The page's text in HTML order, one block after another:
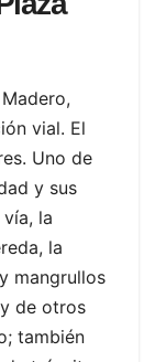
vial. El
Uno de
y sus
la
la
mangrullos
de otros
también